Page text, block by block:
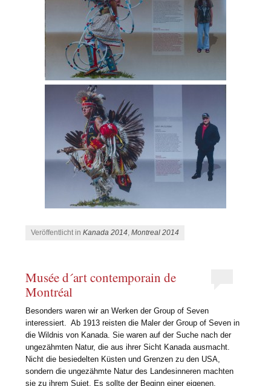
Veröffentlicht inKanada 2014,Montreal 2014
Musée d´art contemporain de
Montréal
Besonders waren wir an Werken der Group of Seven
interessiert. Ab 1913 reisten die Maler der Group of Seven in
die Wildnis von Kanada. Sie waren auf der Suche nach der
ungezähmten Natur, die aus ihrer Sicht Kanada ausmacht.
Nicht die besiedelten Küsten und Grenzen zu den USA,
sondern die ungezähmte Natur des Landesinneren machten
sie zu ihrem Sujet. Es sollte der Beginn einer eigenen,